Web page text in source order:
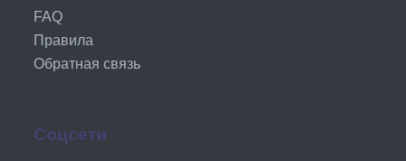
FAQ
Правила
Обратная связь
Соцсети